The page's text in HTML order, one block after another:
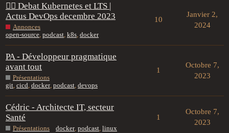
🤼‍♂️ Debat Kubernetes et LTS |
Actus DevOps decembre 2023
Annonces
open-source, podcast, k8s, docker
10
Janvier 2,
2024
PA - Développeur pragmatique
avant tout
Présentations
git, cicd, docker, podcast, devops
1
Octobre 7,
2023
Cédric - Architecte IT, secteur
Santé
Présentations docker, podcast, linux
1
Octobre 7,
2023